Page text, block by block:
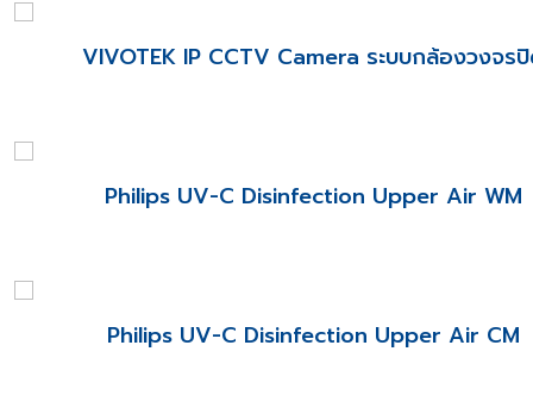
VIVOTEK IP CCTV Camera ระบบกล้องวงจร
Philips UV-C Disinfection Upper Air WM
Philips UV-C Disinfection Upper Air CM